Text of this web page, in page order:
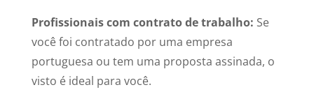
Profissionais com contrato de trabalho: Se
você foi contratado por uma empresa
portuguesa ou tem uma proposta assinada, o
visto é ideal para você.